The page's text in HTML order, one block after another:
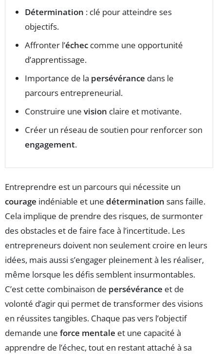
Détermination : clé pour atteindre ses
objectifs.
Affronter l’échec comme une opportunité
d’apprentissage.
Importance de la persévérance dans le
parcours entrepreneurial.
Construire une vision claire et motivante.
Créer un réseau de soutien pour renforcer son
engagement.
Entreprendre est un parcours qui nécessite un
courage indéniable et une détermination sans faille.
Cela implique de prendre des risques, de surmonter
des obstacles et de faire face à l’incertitude. Les
entrepreneurs doivent non seulement croire en leurs
idées, mais aussi s’engager pleinement à les réaliser,
même lorsque les défis semblent insurmontables.
C’est cette combinaison de persévérance et de
volonté d’agir qui permet de transformer des visions
en réussites tangibles. Chaque pas vers l’objectif
demande une force mentale et une capacité à
apprendre de l’échec, tout en restant attaché à sa